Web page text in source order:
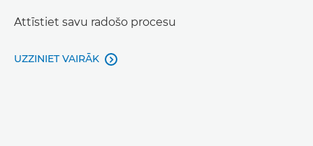
Attīstiet savu radošo procesu
UZZINIET VAIRĀK 